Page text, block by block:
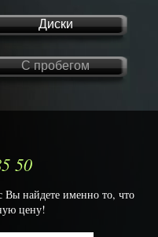
Диски
С пробегом
50
найдете именно то, что
цену!